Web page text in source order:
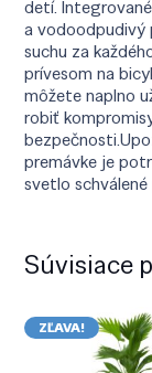
detí.
a vodoodpudivý
suchu za
prívesom na
môžete naplno
robiť
premávke je
svetlo
Súvisiace
ZĽAVA!